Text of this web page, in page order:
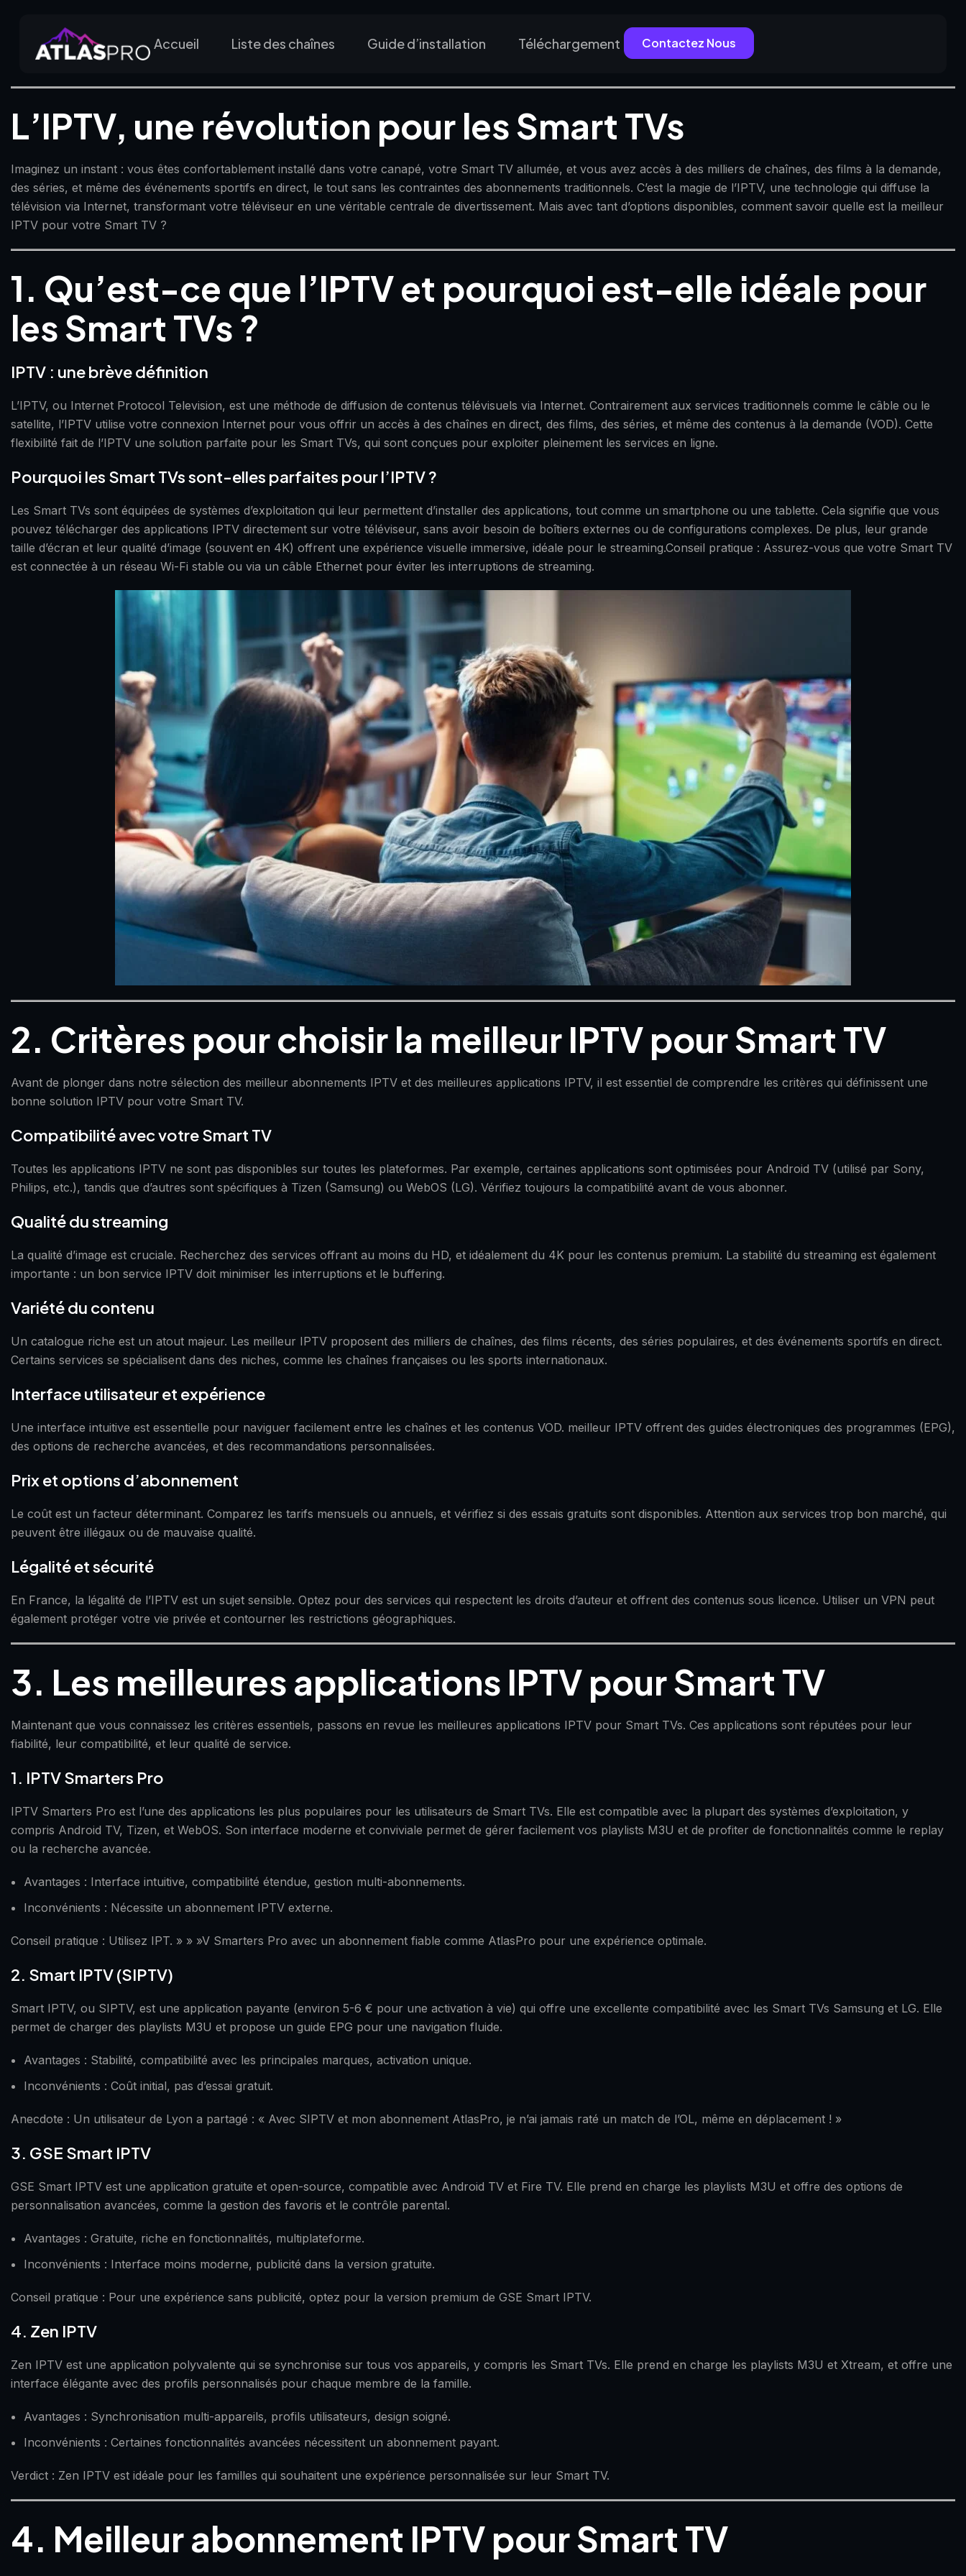
Accueil Liste des chaînes Guide d’installation Téléchargement Contactez Nous
L’IPTV, une révolution pour les Smart TVs
Imaginez un instant : vous êtes confortablement installé dans votre canapé, votre Smart TV allumée, et vous avez accès à des milliers de chaînes, des films à la demande,
des séries, et même des événements sportifs en direct, le tout sans les contraintes des abonnements traditionnels. C’est la magie de l’IPTV, une technologie qui diffuse la
télévision via Internet, transformant votre téléviseur en une véritable centrale de divertissement. Mais avec tant d’options disponibles, comment savoir quelle est la meilleur
IPTV pour votre Smart TV ?
1. Qu’est-ce que l’IPTV et pourquoi est-elle idéale pour
les Smart TVs ?
IPTV : une brève définition
L’IPTV, ou Internet Protocol Television, est une méthode de diffusion de contenus télévisuels via Internet. Contrairement aux services traditionnels comme le câble ou le
satellite, l’IPTV utilise votre connexion Internet pour vous offrir un accès à des chaînes en direct, des films, des séries, et même des contenus à la demande (VOD). Cette
flexibilité fait de l’IPTV une solution parfaite pour les Smart TVs, qui sont conçues pour exploiter pleinement les services en ligne.
Pourquoi les Smart TVs sont-elles parfaites pour l’IPTV ?
Les Smart TVs sont équipées de systèmes d’exploitation qui leur permettent d’installer des applications, tout comme un smartphone ou une tablette. Cela signifie que vous
pouvez télécharger des applications IPTV directement sur votre téléviseur, sans avoir besoin de boîtiers externes ou de configurations complexes. De plus, leur grande
taille d’écran et leur qualité d’image (souvent en 4K) offrent une expérience visuelle immersive, idéale pour le streaming.Conseil pratique : Assurez-vous que votre Smart TV
est connectée à un réseau Wi-Fi stable ou via un câble Ethernet pour éviter les interruptions de streaming.
2. Critères pour choisir la meilleur IPTV pour Smart TV
Avant de plonger dans notre sélection des meilleur abonnements IPTV et des meilleures applications IPTV, il est essentiel de comprendre les critères qui définissent une
bonne solution IPTV pour votre Smart TV.
Compatibilité avec votre Smart TV
Toutes les applications IPTV ne sont pas disponibles sur toutes les plateformes. Par exemple, certaines applications sont optimisées pour Android TV (utilisé par Sony,
Philips, etc.), tandis que d’autres sont spécifiques à Tizen (Samsung) ou WebOS (LG). Vérifiez toujours la compatibilité avant de vous abonner.
Qualité du streaming
La qualité d’image est cruciale. Recherchez des services offrant au moins du HD, et idéalement du 4K pour les contenus premium. La stabilité du streaming est également
importante : un bon service IPTV doit minimiser les interruptions et le buffering.
Variété du contenu
Un catalogue riche est un atout majeur. Les meilleur IPTV proposent des milliers de chaînes, des films récents, des séries populaires, et des événements sportifs en direct.
Certains services se spécialisent dans des niches, comme les chaînes françaises ou les sports internationaux.
Interface utilisateur et expérience
Une interface intuitive est essentielle pour naviguer facilement entre les chaînes et les contenus VOD. meilleur IPTV offrent des guides électroniques des programmes (EPG),
des options de recherche avancées, et des recommandations personnalisées.
Prix et options d’abonnement
Le coût est un facteur déterminant. Comparez les tarifs mensuels ou annuels, et vérifiez si des essais gratuits sont disponibles. Attention aux services trop bon marché, qui
peuvent être illégaux ou de mauvaise qualité.
Légalité et sécurité
En France, la légalité de l’IPTV est un sujet sensible. Optez pour des services qui respectent les droits d’auteur et offrent des contenus sous licence. Utiliser un VPN peut
également protéger votre vie privée et contourner les restrictions géographiques.
3. Les meilleures applications IPTV pour Smart TV
Maintenant que vous connaissez les critères essentiels, passons en revue les meilleures applications IPTV pour Smart TVs. Ces applications sont réputées pour leur
fiabilité, leur compatibilité, et leur qualité de service.
1. IPTV Smarters Pro
IPTV Smarters Pro est l’une des applications les plus populaires pour les utilisateurs de Smart TVs. Elle est compatible avec la plupart des systèmes d’exploitation, y
compris Android TV, Tizen, et WebOS. Son interface moderne et conviviale permet de gérer facilement vos playlists M3U et de profiter de fonctionnalités comme le replay
ou la recherche avancée.
Avantages : Interface intuitive, compatibilité étendue, gestion multi-abonnements.
Inconvénients : Nécessite un abonnement IPTV externe.
Conseil pratique : Utilisez IPT. » » »V Smarters Pro avec un abonnement fiable comme AtlasPro pour une expérience optimale.
2. Smart IPTV (SIPTV)
Smart IPTV, ou SIPTV, est une application payante (environ 5-6 € pour une activation à vie) qui offre une excellente compatibilité avec les Smart TVs Samsung et LG. Elle
permet de charger des playlists M3U et propose un guide EPG pour une navigation fluide.
Avantages : Stabilité, compatibilité avec les principales marques, activation unique.
Inconvénients : Coût initial, pas d’essai gratuit.
Anecdote : Un utilisateur de Lyon a partagé : « Avec SIPTV et mon abonnement AtlasPro, je n’ai jamais raté un match de l’OL, même en déplacement ! »
3. GSE Smart IPTV
GSE Smart IPTV est une application gratuite et open-source, compatible avec Android TV et Fire TV. Elle prend en charge les playlists M3U et offre des options de
personnalisation avancées, comme la gestion des favoris et le contrôle parental.
Avantages : Gratuite, riche en fonctionnalités, multiplateforme.
Inconvénients : Interface moins moderne, publicité dans la version gratuite.
Conseil pratique : Pour une expérience sans publicité, optez pour la version premium de GSE Smart IPTV.
4. Zen IPTV
Zen IPTV est une application polyvalente qui se synchronise sur tous vos appareils, y compris les Smart TVs. Elle prend en charge les playlists M3U et Xtream, et offre une
interface élégante avec des profils personnalisés pour chaque membre de la famille.
Avantages : Synchronisation multi-appareils, profils utilisateurs, design soigné.
Inconvénients : Certaines fonctionnalités avancées nécessitent un abonnement payant.
Verdict : Zen IPTV est idéale pour les familles qui souhaitent une expérience personnalisée sur leur Smart TV.
4. Meilleur abonnement IPTV pour Smart TV